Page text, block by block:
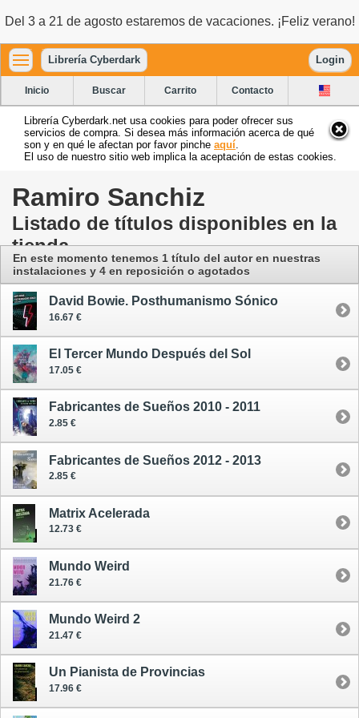
Del 3 a 21 de agosto estaremos de vacaciones. ¡Feliz verano!
Librería Cyberdark Login
Inicio Buscar Carrito Contacto
Librería Cyberdark.net usa cookies para poder ofrecer sus
servicios de compra. Si desea más información acerca de qué
son y en qué le afectan por favor pinche aquí
El uso de nuestro sitio web implica la aceptación de estas cookies.
Ramiro Sanchiz
Listado de títulos disponibles en la
tienda
En este momento tenemos 1 título del autoren nuestras
instalaciones y 4 en reposición o agotados
David Bowie. Posthumanismo Sónico
16.67 €
El Tercer Mundo Después del Sol
17.05 €
Fabricantes de Sueños 2010 - 2011
2.85 €
Fabricantes de Sueños 2012 - 2013
2.85 €
Matrix Acelerada
12.73 €
Mundo Weird
21.76 €
Mundo Weird 2
21.47 €
Un Pianista de Provincias
17.96 €